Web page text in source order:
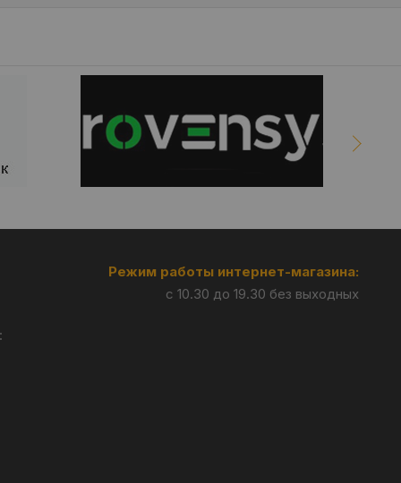
Режим работы интернет-магазина:
с 10.30 до 19.30 без выходных